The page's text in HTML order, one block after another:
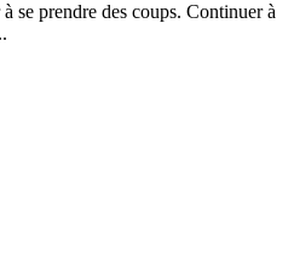
se prendre des coups. Continuer à